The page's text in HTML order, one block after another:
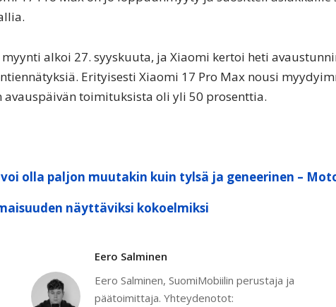
alkoi 27. syyskuuta, ja Xiaomi kertoi heti
Erityisesti Xiaomi 17 Pro Max nousi
avauspäivän toimituksista oli yli 50 prosenttia.
voi olla paljon muutakin kuin tylsä ja geneerinen –
näyttäviksi kokoelmiksi
Eero Salminen
Eero Salminen, SuomiMobiilin perustaja ja
päätoimittaja. Yhteydenotot: